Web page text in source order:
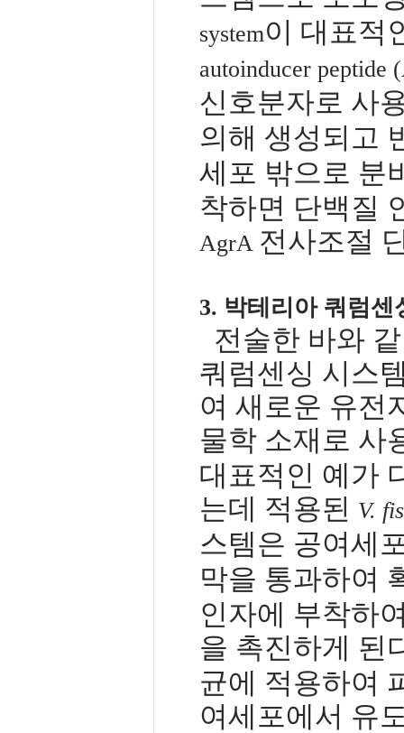
system이 대표적
autoinducer peptide
신호분자로 사
의해 생성되고
세포 밖으로 분
착하면 단백질
AgrA 전사조절
3. 박테리아 쿼럼
전술한 바와
쿼럼센싱 시스
여 새로운 유전
물학 소재로 사
대표적인 예가
는데 적용된 V.
스템은 공여세
막을 통과하여
인자에 부착하
을 촉진하게 된
균에 적용하여
여세포에서 유